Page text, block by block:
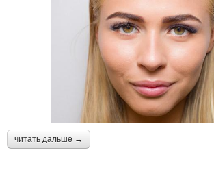
читать дальше →